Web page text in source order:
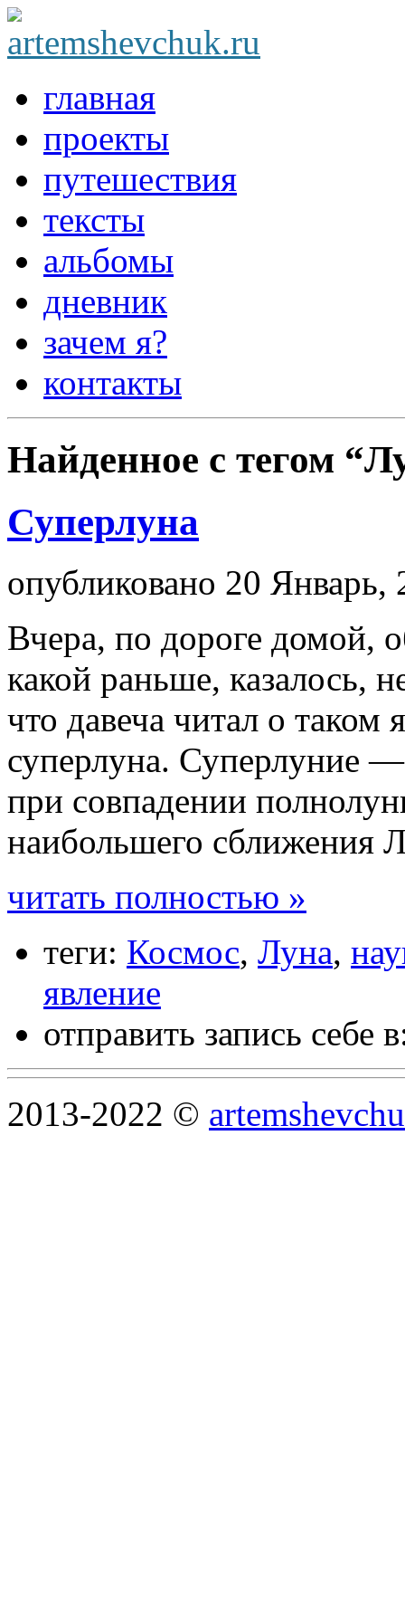
главная
проекты
путешествия
тексты
альбомы
дневник
зачем я?
контакты
Найденное с тегом
Суперлуна
опубликовано 20 Январь,
Вчера, по дороге домой,
какой раньше, казалось,
что давеча читал о таком
суперлуна. Суперлуние
при совпадении
наибольшего
читать полностью »
теги: Космос, Луна,
явление
отправить запись себе
2013-2022 ©